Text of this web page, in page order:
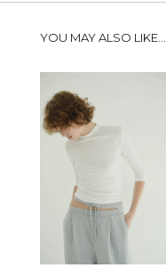
YOU MAY ALSO LIKE...